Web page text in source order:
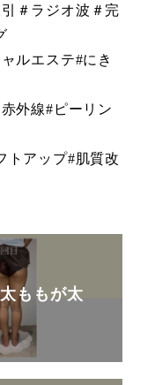
＃ラジオ波＃完
ルエステ#にき
外線#ピーリン
トアップ#肌質改
ももが太